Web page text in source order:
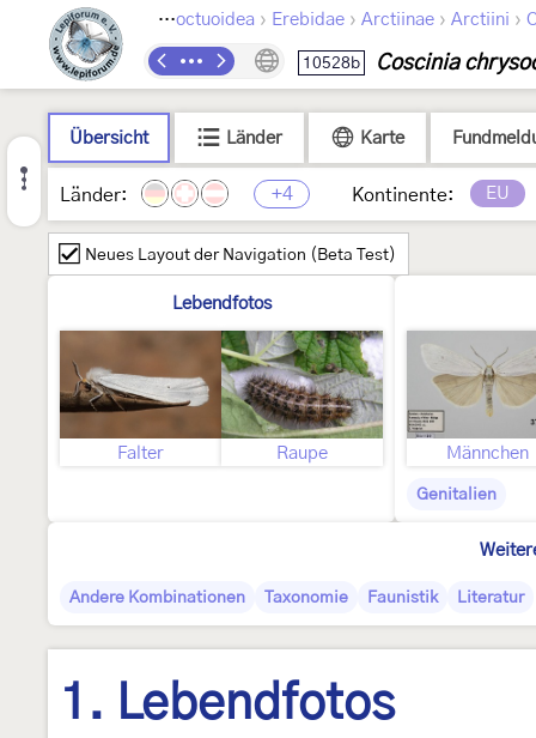
Lepidoptera › Noctuoidea › Erebidae › Arctiinae › Arctiini ›
10528b Coscinia
Übersicht Länder Karte
Länder: +4 Kontinente: EU
Neues Layout der Navigation (Beta Test)
Lebendfotos
Falter Raupe Männchen
Genitalien
Andere Kombinationen Taxonomie Faunistik Literatur
1. Lebendfotos